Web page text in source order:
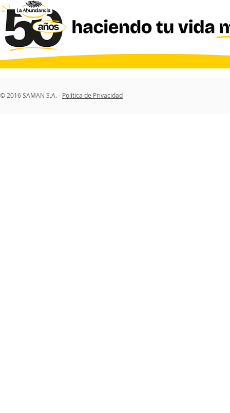
© 2016 SAMAN S.A. - Política de Privacidad